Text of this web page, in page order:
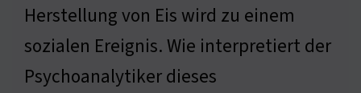
Herstellung von Eis wird zu einem
sozialen Ereignis. Wie interpretiert der
Psychoanalytiker dieses